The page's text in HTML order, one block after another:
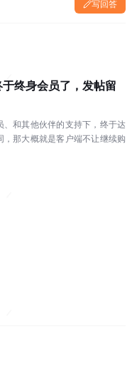
写回答
于终身会员了，发帖留
和其他伙伴的支持下，终于达
那大概就是客户端不让继续购